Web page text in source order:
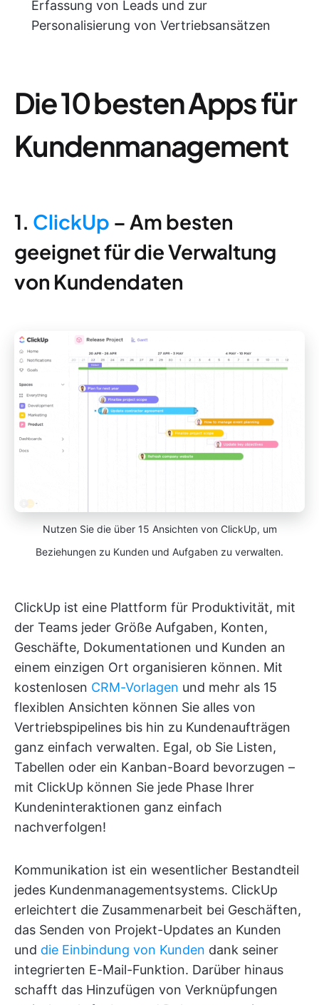
Erfassung von Leads und zur
Personalisierung von Vertriebsansätzen
Die 10 besten Apps für
Kundenmanagement
1. ClickUp – Am besten
geeignet für die Verwaltung
von Kundendaten
Nutzen Sie die über 15 Ansichten von ClickUp, um
Beziehungen zu Kunden und Aufgaben zu verwalten.
ClickUp ist eine Plattform für Produktivität, mit
der Teams jeder Größe Aufgaben, Konten,
Geschäfte, Dokumentationen und Kunden an
einem einzigen Ort organisieren können. Mit
kostenlosen CRM-Vorlagen und mehr als 15
flexiblen Ansichten können Sie alles von
Vertriebspipelines bis hin zu Kundenaufträgen
ganz einfach verwalten. Egal, ob Sie Listen,
Tabellen oder ein Kanban-Board bevorzugen –
mit ClickUp können Sie jede Phase Ihrer
Kundeninteraktionen ganz einfach
nachverfolgen!
Kommunikation ist ein wesentlicher Bestandteil
jedes Kundenmanagementsystems. ClickUp
erleichtert die Zusammenarbeit bei Geschäften,
das Senden von Projekt-Updates an Kunden
und die Einbindung von Kunden dank seiner
integrierten E-Mail-Funktion. Darüber hinaus
schafft das Hinzufügen von Verknüpfungen